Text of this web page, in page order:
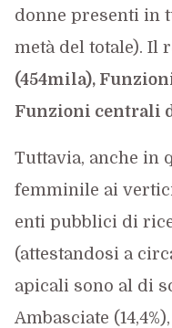
donne presenti in
metà del totale). Il
(454mila),
Funzioni centrali
Tuttavia, anche in
femminile ai
enti pubblici di
(attestandosi a
apicali sono al di
Ambasciate